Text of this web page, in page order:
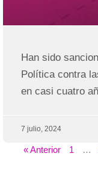
Han sido
Política contra
en casi cuatro
7 julio, 2024
« Anterior 1 …